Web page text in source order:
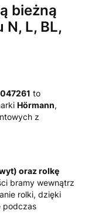
bieżną
L, BL,
to
Hörmann,
z
oraz rolkę
bramy wewnątrz
rolki, dzięki
podczas